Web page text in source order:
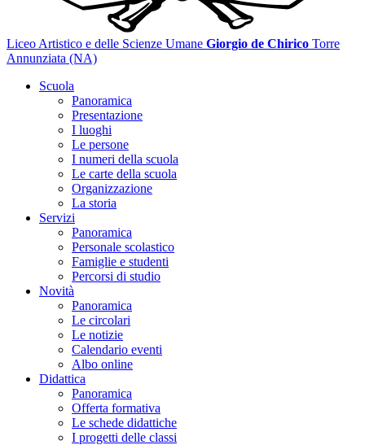
Liceo Artistico e delle Scienze Umane Giorgio de Chirico Torre
Annunziata (NA)
Scuola
Panoramica
Presentazione
I luoghi
Le persone
I numeri della scuola
Le carte della scuola
Organizzazione
La storia
Servizi
Panoramica
Personale scolastico
Famiglie e studenti
Percorsi di studio
Novità
Panoramica
Le circolari
Le notizie
Calendario eventi
Albo online
Didattica
Panoramica
Offerta formativa
Le schede didattiche
I progetti delle classi